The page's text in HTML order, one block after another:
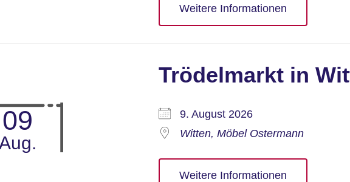
Weitere Informationen
09
Trödelmarkt in
9. August 2026
Witten, Möbel Ostermann
Weitere Informationen